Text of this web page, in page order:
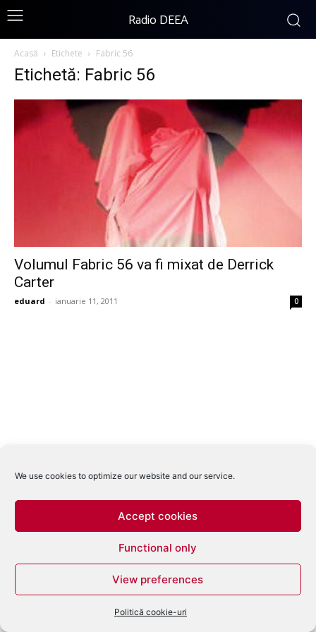
We use cookies to optimize our website and our service.
Accept cookies
Functional only
View preferences
Politică cookie-uri
Radio DEEA
Acasă Etichete Fabric 56
Etichetă: Fabric 56
Volumul Fabric 56 va fi mixat de Derrick
Carter
eduard - ianuarie 11, 2011 0